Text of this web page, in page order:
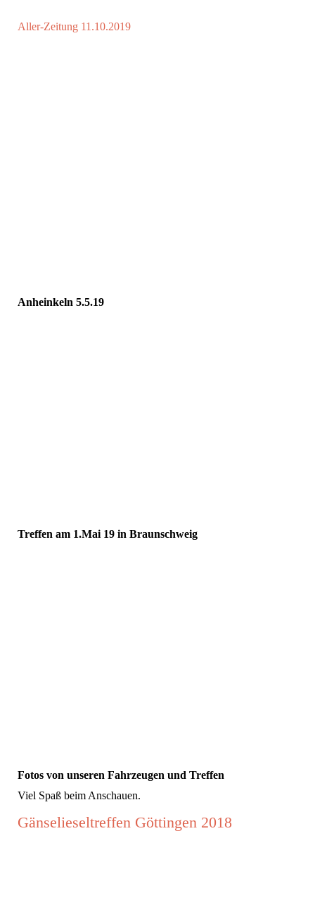
Aller-Zeitung 11.10.2019
Anheinkeln 5.5.19
Treffen am 1.Mai 19 in Braunschweig
Fotos von unseren Fahrzeugen und Treffen
Viel Spaß beim Anschauen.
Gänselieseltreffen Göttingen 2018